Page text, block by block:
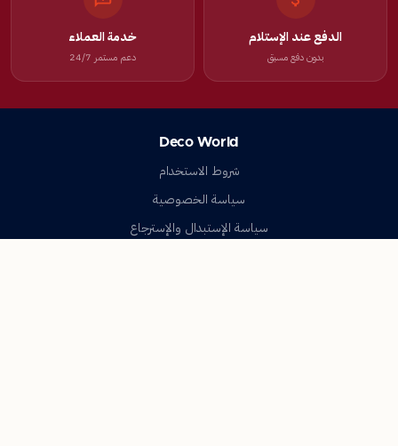
الدفع عند الإستلام
بدون دفع مسبق
خدمة العملاء
دعم مستمر 24/7
Deco World
شروط الاستخدام
سياسة الخصوصية
سياسة الإستبدال والإسترجاع